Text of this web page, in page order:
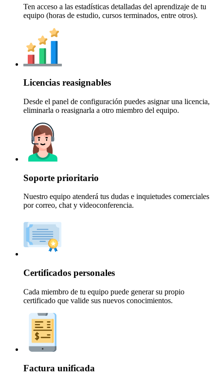
Ten acceso a las estadísticas detalladas del aprendizaje de tu
equipo (horas de estudio, cursos terminados, entre otros).
Licencias reasignables
Desde el panel de configuración puedes asignar una licencia,
eliminarla o reasignarla a otro miembro del equipo.
Soporte prioritario
Nuestro equipo atenderá tus dudas e inquietudes comerciales
por correo, chat y videoconferencia.
Certificados personales
Cada miembro de tu equipo puede generar su propio
certificado que valide sus nuevos conocimientos.
Factura unificada